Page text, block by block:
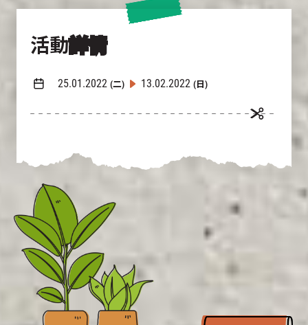
活動詳情
25.01.2022 (二) 13.02.2022 (日)